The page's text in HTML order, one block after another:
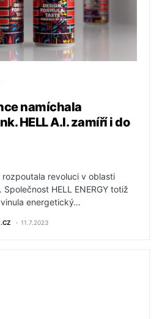
namíchala
HELL A.I. zamíří i do
rozpoutala revoluci v oblasti
HELL ENERGY totiž
energetický…
11.7.2023